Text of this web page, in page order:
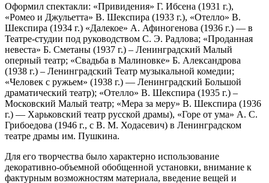
Оформил спектакли: «Привидения» Г. Ибсена (1931 г.),
«Ромео и Джульетта» В. Шекспира (1933 г.), «Отелло» В.
Шекспира (1934 г.) «Далекое» А. Афиногенова (1936 г.) — в
Театре-студии под руководством С. Э. Радлова; «Проданная
невеста» Б. Сметаны (1937 г.) – Ленинградский Малый
оперный театр; «Свадьба в Малиновке» Б. Александрова
(1938 г.) – Ленинградский Театр музыкальной комедии;
«Человек с ружьем» (1938 г.) — Ленинградский Большой
драматический театр); «Отелло» В. Шекспира (1935 г.) –
Московский Малый театр; «Мера за меру» В. Шекспира (1936
г.) — Харьковский театр русской драмы), «Горе от ума» А. С.
Грибоедова (1946 г., с В. М. Ходасевич) в Ленинградском
театре драмы им. Пушкина.
Для его творчества было характерно использование
декоративно-объемной обобщенной установки, внимание к
фактурным возможностям материала, введение вещей и